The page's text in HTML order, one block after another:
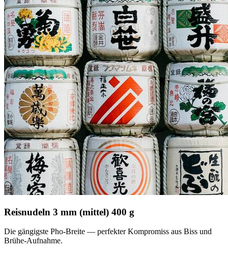
Reisnudeln 3 mm (mittel) 400 g
Die gängigste Pho-Breite — perfekter Kompromiss aus Biss und
Brühe-Aufnahme.